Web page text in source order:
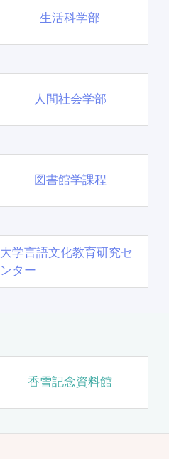
生活科学部
人間社会学部
図書館学課程
大学言語文化教育研究セ
ンター
香雪記念資料館